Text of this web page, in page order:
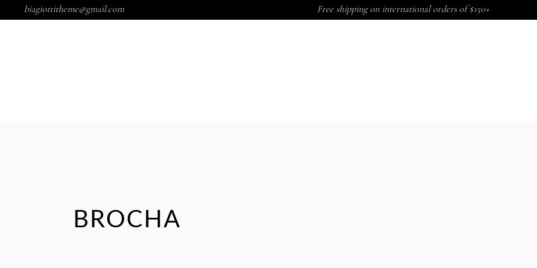
biagiottitheme@gmail.com Free shipping on international orders of $150+
BROCHA